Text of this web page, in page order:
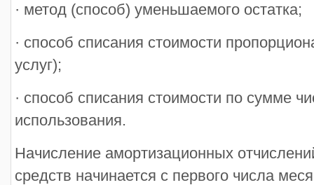
· метод (способ) уменьшаемого остатка;
· способ списания стоимости
услуг);
· способ списания стоимости по сумме
использования.
Начисление амортизационных
средств начинается с первого числа